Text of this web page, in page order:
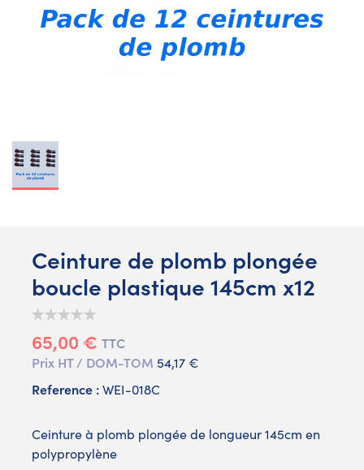
Ceinture de plomb plongée
boucle plastique 145cm x12
65,00 € TTC
Prix HT / DOM-TOM 54,17 €
Reference :WEI-018C
Ceinture à plomb plongée de longueur 145cm en
polypropylène